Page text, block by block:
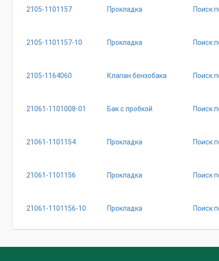
2105-1101157 Прокладка Поиск
2105-1101157-10 Прокладка Поиск
2105-1164060 Клапан бензобака Поиск
21061-1101008-01 Бак с пробкой Поиск
21061-1101154 Прокладка Поиск
21061-1101156 Прокладка Поиск
21061-1101156-10 Прокладка Поиск